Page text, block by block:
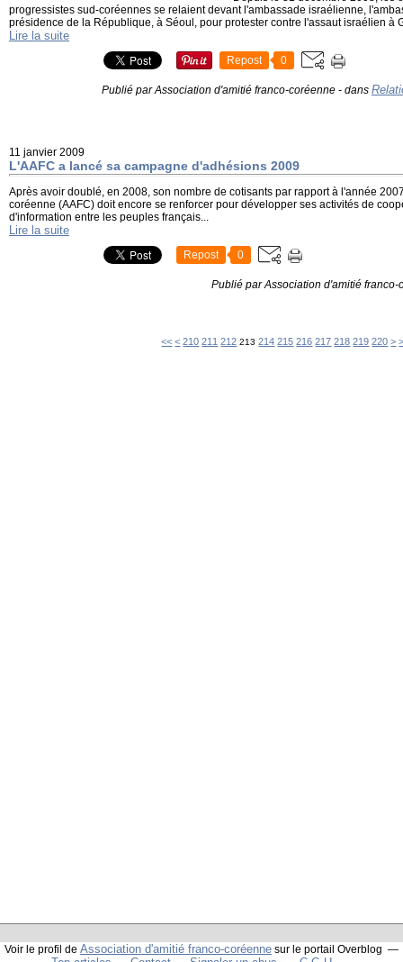
progressistes sud-coréennes se relaient devant l'ambassade israélienne,
présidence de la République, à Séoul, pour protester contre l'assaut israélien à
Lire la suite
Repost 0
Publié par Association d'amitié franco-coréenne - dans
11 janvier 2009
L'AAFC a lancé sa campagne d'adhésions 2009
Après avoir doublé, en 2008, son nombre de cotisants par rapport à l'année
coréenne (AAFC) doit encore se renforcer pour développer ses activités de
d'information entre les peuples français...
Lire la suite
Repost 0
Publié par Association d'amitié franco-
<< < 200
210 211 212 213 214 215 216 217 218 219 220 >
Voir le profil de Association d'amitié franco-coréenne sur le portail Overblog